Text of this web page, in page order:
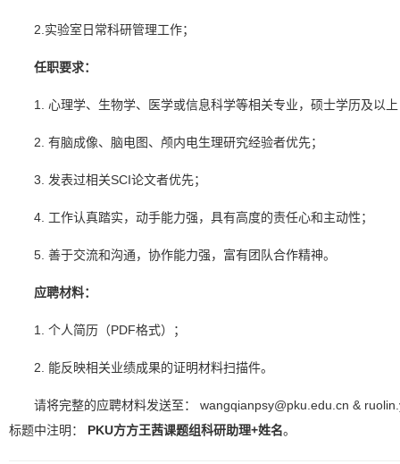
2.实验室日常科研管理工作；
任职要求：
1. 心理学、生物学、医学或信息科学等相关专业，硕士学历及以
2. 有脑成像、脑电图、颅内电生理研究经验者优先；
3. 发表过相关SCI论文者优先；
4. 工作认真踏实，动手能力强，具有高度的责任心和主动性；
5. 善于交流和沟通，协作能力强，富有团队合作精神。
应聘材料：
1. 个人简历（PDF格式）；
2. 能反映相关业绩成果的证明材料扫描件。
请将完整的应聘材料发送至： wangqianpsy@pku.edu.cn &
标题中注明： PKU方方王茜课题组科研助理+姓名。